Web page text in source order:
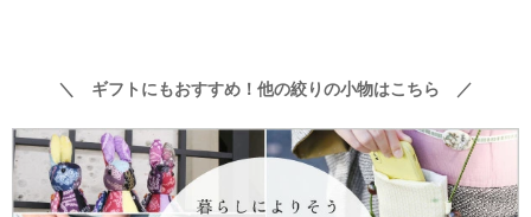
＼ ギフトにもおすすめ！他の絞りの小物はこちら ／